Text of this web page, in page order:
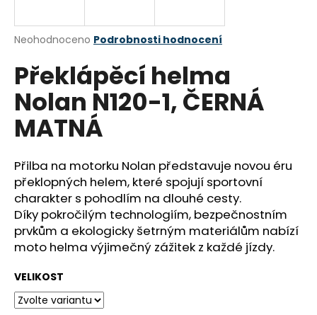
Průměrné
produktu
je
0,0
5
hvězdiček.
Neohodnoceno Podrobnosti hodnocení
Překlápěcí helma
Nolan N120-1, ČERNÁ
MATNÁ
Přilba na motorku Nolan představuje novou éru
překlopných helem, které spojují sportovní
charakter s pohodlím na dlouhé cesty.
Díky pokročilým technologiím, bezpečnostním
prvkům a ekologicky šetrným materiálům nabízí
moto helma výjimečný zážitek z každé jízdy.
VELIKOST
j
t
?
HLEDAT
D
o
p
o
r
u